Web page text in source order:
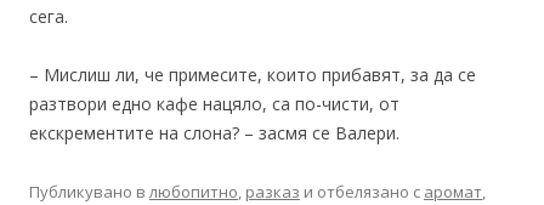
сега.
– Мислиш ли, че примесите, които прибавят, за да се
разтвори едно кафе нацяло, са по-чисти, от
екскрементите на слона? – засмя се Валери.
Публикувано влюбопитно, разказ и отбелязано с аромат,